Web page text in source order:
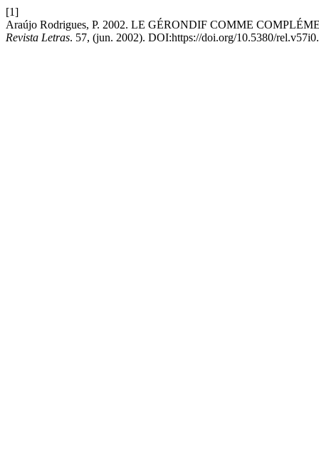
[1]
Araújo Rodrigues, P. 2002. LE GÉRONDIF COMME
Revista Letras. 57, (jun. 2002). DOI:https://doi.org/10.5380/